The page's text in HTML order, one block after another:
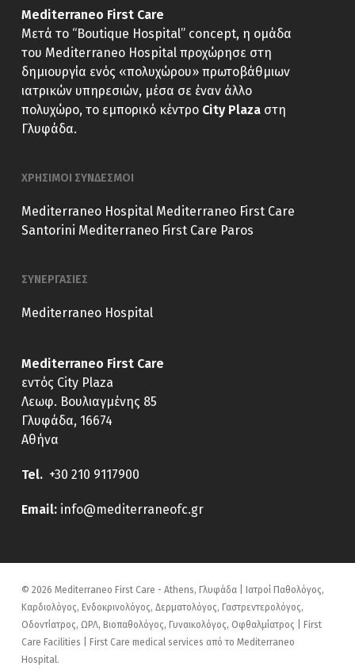
Mediterraneo First Care
Μετά το “Boutique Hospital” concept, η ομάδα
του Mediterraneo Hospital προχώρησε στη
δημιουργία ενός «πολυχώρου» πρωτοβάθμιων
ιατρικών υπηρεσιών, μέσα σε έναν άλλο
πολυχώρο, το εμπορικό κέντρο City Plazaστη
Γλυφάδα.
ΧΡΗΣΙΜΟΙ ΣΥΝΔΕΣΜΟΙ
Mediterraneo Hospital Mediterraneo First Care
Santorini Mediterraneo First Care Paros
ΣΥΝΕΡΓΑΣΙΕΣ
Mediterraneo Hospital
Mediterraneo First Care
εντός City Plaza
Λεωφ. Βουλιαγμένης 85
Γλυφάδα, 16674
Αθήνα
Tel. +30 210 9117900
Email: info@mediterraneofc.gr
© 2026 Mediterraneo First Care - Athens, Γλυφάδα | Ιατροί Παθολόγος,
Καρδιολόγος, Ενδοκρινολόγος, Δερματολόγος, Γαστρεντερολόγος,
Οδοντίατρος, ΩΡΛ, Βιοπαθολόγος, Γυναικολόγος, Οφθαλμίατρος | First
Care Facilities | First Care medical services από το Mediterraneo
Hospital.